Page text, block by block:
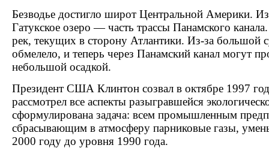
Безводье достигло широт Центральной Америки.
Гатукское озеро — часть трассы Панамского
рек, текущих в сторону Атлантики. Из-за большой
обмелело, и теперь через Панамский канал могут
небольшой осадкой.
Президент США Клинтон созвал в октябре 1997
рассмотрел все аспекты разыгравшейся
сформулирована задача: всем промышленным
сбрасывающим в атмосферу парниковые газы,
2000 году до уровня 1990 года.